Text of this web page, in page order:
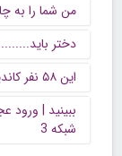
من شما را به
دختر
این ۵۸ نفر کاندیدای انتخابات ۱۴۰۰ هستند +اسامی
ببینید | ورود
شبکه 3